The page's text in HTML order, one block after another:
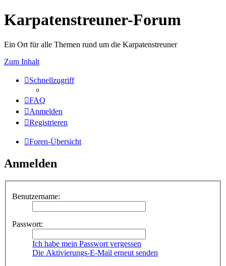
Karpatenstreuner-Forum
Ein Ort für alle Themen rund um die Karpatenstreuner
Zum Inhalt
Schnellzugriff
FAQ
Anmelden
Registrieren
Foren-Übersicht
Anmelden
Benutzername:
Passwort:
Ich habe mein Passwort vergessen
Die Aktivierungs-E-Mail erneut senden